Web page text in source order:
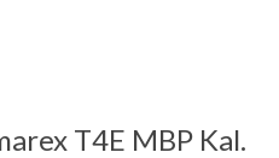
T4E MBP Kal.